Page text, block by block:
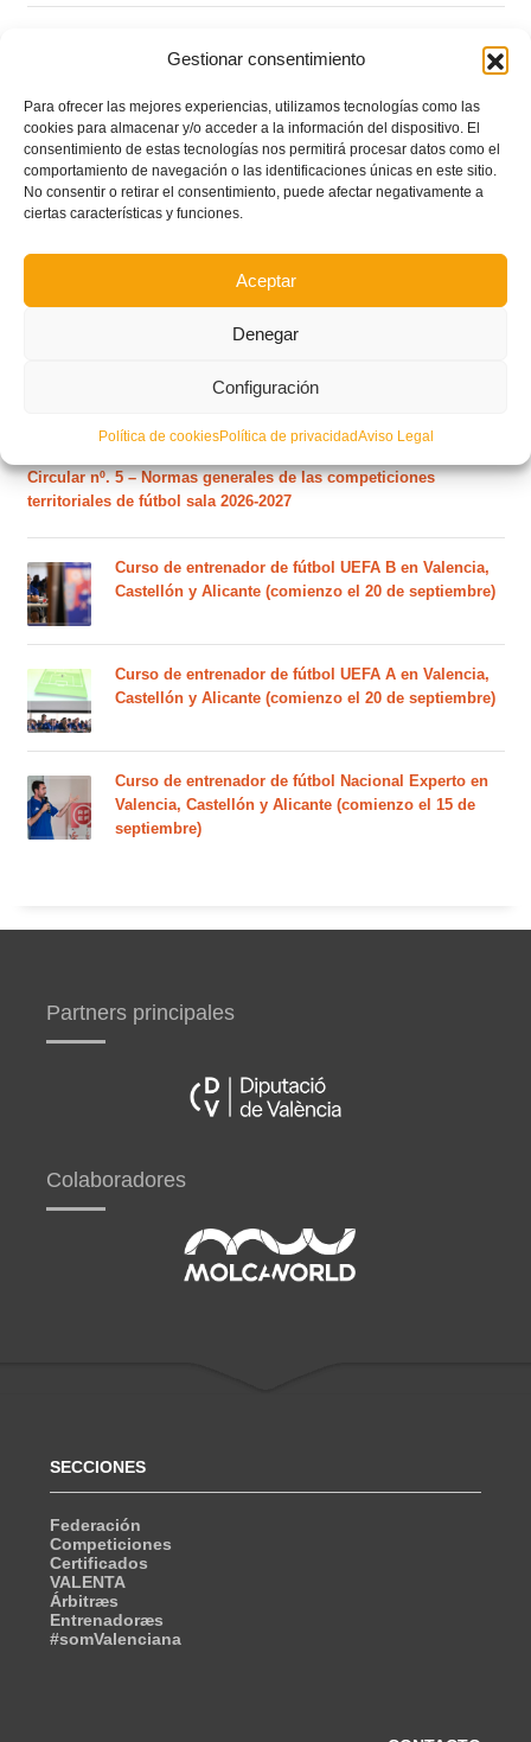
Gestionar consentimiento
Para ofrecer las mejores experiencias, utilizamos tecnologías como las
cookies para almacenar y/o acceder a la información del dispositivo. El
consentimiento de estas tecnologías nos permitirá procesar datos como el
comportamiento de navegación o las identificaciones únicas en este sitio.
No consentir o retirar el consentimiento, puede afectar negativamente a
ciertas características y funciones.
Aceptar
Denegar
Configuración
Política de cookiesPolítica de privacidadAviso Legal
Federación RFEF para la temporada 2026/2027
Este es el grupo de la Lliga Autonòmica Juvenil de
fútbol sala de la temporada 2026/2027
El calendario del grupo VI de Tercera Federación
RFEF para la temporada 2026/27 se sorteará el
C que comenzará en noviembre 2026 (agotadas las
Circular nº. 5 – Normas generales de las competiciones
territoriales de fútbol sala 2026-2027
Curso de entrenador de fútbol UEFA B en Valencia,
Castellón y Alicante (comienzo el 20 de septiembre)
Curso de entrenador de fútbol UEFA A en Valencia,
Castellón y Alicante (comienzo el 20 de septiembre)
Curso de entrenador de fútbol Nacional Experto en
Valencia, Castellón y Alicante (comienzo el 15 de
septiembre)
Partners principales
Colaboradores
SECCIONES
Federación
Competiciones
Certificados
VALENTA
Árbitræs
Entrenadoræs
#somValenciana